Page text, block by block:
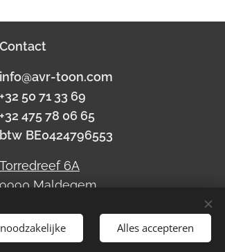
Contact
info@avr-toon.com
+32 50 71 33 69
+32 475 78 06 65
btw BE0424796553
Torredreef 6A
9990 Maldegem
Alles accepteren